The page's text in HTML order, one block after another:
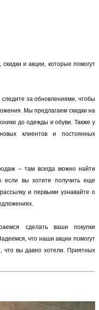
и акции, которые помогут
следите за обновлениями, чтобы
Мы предлагаем скидки на
до одежды и обуви. Также у
клиентов и постоянных
– там всегда можно найти
если вы хотите получить еще
и первыми узнавайте о
сделать ваши покупки
что наши акции помогут
что вы давно хотели. Приятных